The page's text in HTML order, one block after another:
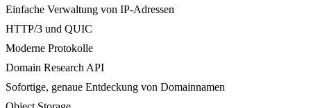
Einfache Verwaltung von IP-Adressen
HTTP/3 und QUIC
Moderne Protokolle
Domain Research API
Sofortige, genaue Entdeckung von Domainnamen